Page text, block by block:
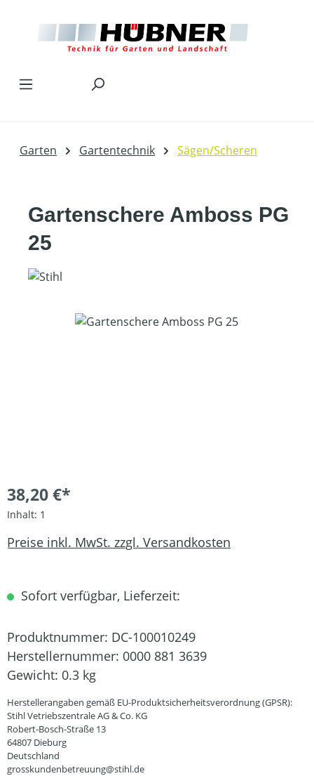
Garten Gartentechnik Sägen/Scheren
Gartenschere Amboss PG
25
Bildergalerie überspringen
38,20 €*
Inhalt: 1
Preise inkl. MwSt. zzgl. Versandkosten
Sofort verfügbar, Lieferzeit:
Produktnummer: DC-100010249
Herstellernummer: 0000 881 3639
Gewicht: 0.3 kg
Herstellerangaben gemäß EU-Produktsicherheitsverordnung (GPSR):
Stihl Vetriebszentrale AG & Co. KG
Robert-Bosch-Straße 13
64807 Dieburg
Deutschland
grosskundenbetreuung@stihl.de